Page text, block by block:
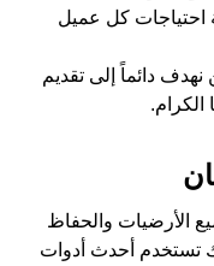
احتياجات كل عميل
نهدف دائماً إلى تقديم
الكرام.
الأرضيات والحفاظ
تستخدم أحدث أدوات